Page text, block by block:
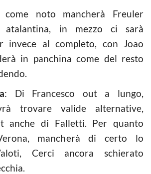
come noto mancherà Freuler
atalantina, in mezzo ci sarà
invece al completo, con Joao
in panchina come del resto
: Di Francesco out a lungo,
trovare valide alternative,
anche di Falletti. Per quanto
mancherà di certo lo
Cerci ancora schierato